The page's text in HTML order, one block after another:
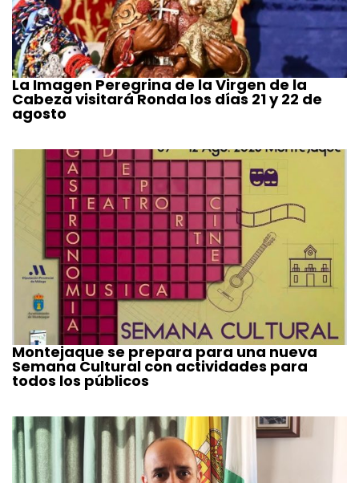
La Imagen Peregrina de la Virgen de la
Cabeza visitará Ronda los días 21 y 22 de
agosto
Montejaque se prepara para una nueva
Semana Cultural con actividades para
todos los públicos